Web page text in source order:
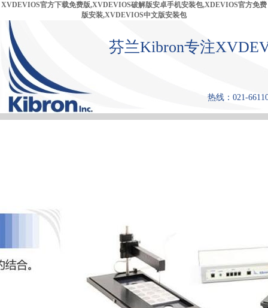
XVDEVIOS官方下载免费版,XVDEVIOS破解版安卓手机安装包,XDEVIOS官方免费
版安装,XVDEVIOS中文版安装包
芬兰Kibron专注
热线：021-
首 页 产品中心 张力仪